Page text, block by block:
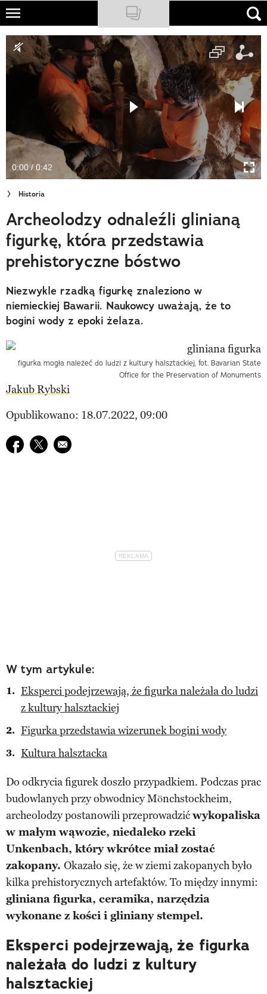
Skip
main
content
NATIONAL GEOGRAPHIC
TRAVELER
PODCASTY
Newsletter
Cuda Polski
Wielki Konkurs Fotograficzny
Trendbook Podróżniczy
Polecane
0:00 / 0:42
Historia
Archeolodzy odnaleźli glinianą
figurkę, która przedstawia
prehistoryczne bóstwo
Niezwykle rzadką figurkę znaleziono w
niemieckiej Bawarii. Naukowcy uważają, że to
bogini wody z epoki żelaza.
figurka mogła należeć do ludzi z kultury halsztackiej, fot. Bavarian State
Office for the Preservation of Monuments
Jakub Rybski
Opublikowano: 18.07.2022, 09:00
Udostępnij na facebook
Udostępnij na twitter
E-mail do przyjaciela
W tym artykule:
Eksperci podejrzewają, że figurka należała do ludzi
z kultury halsztackiej
Figurka przedstawia wizerunek bogini wody
Kultura halsztacka
Do odkrycia figurek doszło przypadkiem. Podczas prac
budowlanych przy obwodnicy Mönchstockheim,
archeolodzy postanowili przeprowadzićwykopaliska
w małym wąwozie, niedaleko rzeki
Unkenbach, który wkrótce miał zostać
zakopany. Okazało się, że w ziemi zakopanych było
kilka prehistorycznych artefaktów. To między innymi:
gliniana figurka, ceramika, narzędzia
wykonane z kości i gliniany stempel.
Eksperci podejrzewają, że figurka
należała do ludzi z kultury
halsztackiej